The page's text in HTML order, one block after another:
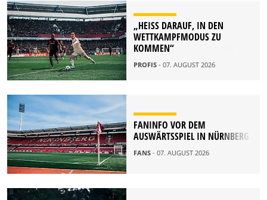
„HEISS DARAUF, IN DEN W
ETTKAMPFMODUS ZU K
OMMEN“
PROFIS - 07. AUGUST 2026
FANINFO VOR DEM
AUSWÄRTSSPIEL IN NÜRNBERG
FANS - 07. AUGUST 2026